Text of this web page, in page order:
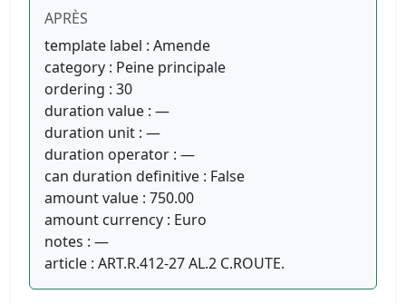
APRÈS
template label : Amende
category : Peine principale
ordering : 30
duration value : —
duration unit : —
duration operator : —
can duration definitive : False
amount value : 750.00
amount currency : Euro
notes : —
article : ART.R.412-27 AL.2 C.ROUTE.